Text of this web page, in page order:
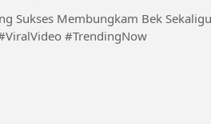
Membungkam Bek Sekaligus Kiper.
#TrendingNow